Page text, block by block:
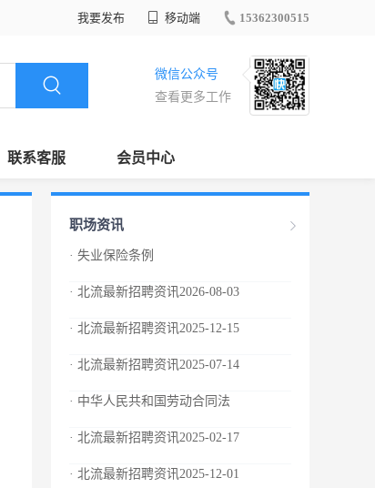
我要发布 移动端 15362300515
微信公众号
查看更多工作
联系客服 会员中心
职场资讯
· 失业保险条例
· 北流最新招聘资讯2026-08-03
· 北流最新招聘资讯2025-12-15
· 北流最新招聘资讯2025-07-14
· 中华人民共和国劳动合同法
· 北流最新招聘资讯2025-02-17
· 北流最新招聘资讯2025-12-01